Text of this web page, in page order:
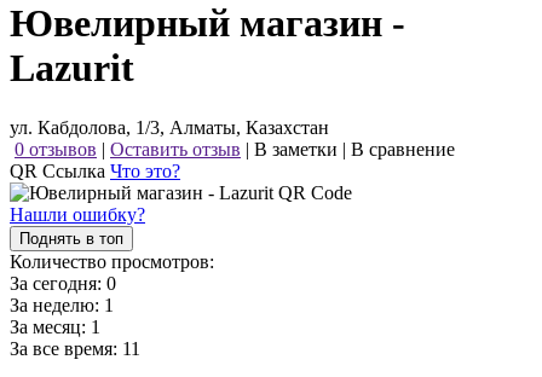
Ювелирный магазин -
Lazurit
ул. Кабдолова, 1/3, Алматы, Казахстан
0 отзывов | Оставить отзыв | В заметки | В сравнение
QR Ссылка Что это?
Нашли ошибку?
Поднять в топ
Количество просмотров:
За сегодня: 0
За неделю: 1
За месяц: 1
За все время: 11